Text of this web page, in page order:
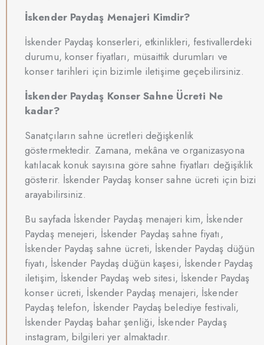
İskender Paydaş Menajeri Kimdir?
İskender Paydaş konserleri, etkinlikleri, festivallerdeki
durumu, konser fiyatları, müsaittik durumları ve
konser tarihleri için bizimle iletişime geçebilirsiniz.
İskender Paydaş Konser Sahne Ücreti Ne
kadar?
Sanatçıların sahne ücretleri değişkenlik
göstermektedir. Zamana, mekâna ve organizasyona
katılacak konuk sayısına göre sahne fiyatları değişiklik
gösterir. İskender Paydaş konser sahne ücreti için bizi
arayabilirsiniz.
Bu sayfada İskender Paydaş menajeri kim, İskender
Paydaş menejeri, İskender Paydaş sahne fiyatı,
İskender Paydaş sahne ücreti, İskender Paydaş düğün
fiyatı, İskender Paydaş düğün kaşesi, İskender Paydaş
iletişim, İskender Paydaş web sitesi, İskender Paydaş
konser ücreti, İskender Paydaş menajeri, İskender
Paydaş telefon, İskender Paydaş belediye festivali,
İskender Paydaş bahar şenliği, İskender Paydaş
instagram, bilgileri yer almaktadır.